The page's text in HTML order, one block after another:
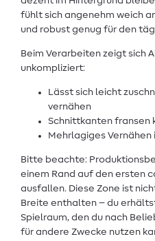
fühlt sich angenehm weich
und robust genug für den
Beim Verarbeiten zeigt sich
unkompliziert:
Lässt sich leicht
vernähen
Schnittkanten fransen
Mehrlagiges
Bitte beachte:
einem Rand auf den ersten
ausfallen. Diese Zone ist
Breite enthalten – du
Spielraum, den du nach
für andere Zwecke nutzen